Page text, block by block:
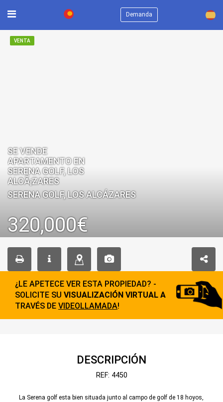
Demanda ×
VENTA
SE VENDE
APARTAMENTO EN
SERENA GOLF, LOS
ALCÃ¡ZARES
SERENA GOLF, LOS ALCÁZARES
320,000€
¿LE APETECE VER ESTA PROPIEDAD? -
SOLICITE SU VISUALIZACIÓN VIRTUAL A
TRAVÉS DE VIDEOLLAMADA!
DESCRIPCIÓN
REF: 4450
La Serena golf esta bien situada junto al campo de golf de 18 hoyos,